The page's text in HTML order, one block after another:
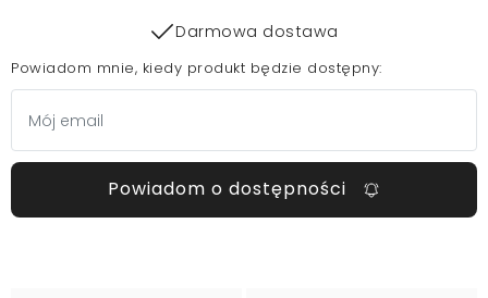
Darmowa dostawa
Powiadom mnie, kiedy produkt będzie dostępny:
Powiadom o dostępności